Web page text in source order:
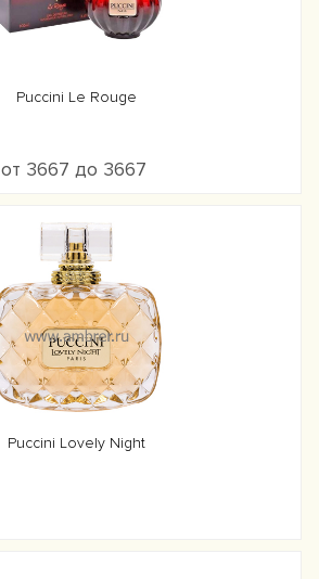
Puccini Le Rouge
от 3667 до 3667
Puccini Lovely Night